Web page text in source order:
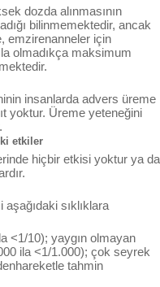
dozda alınmasının
bilinmemektedir, ancak
emzirenanneler için
olmadıkça maksimum
insanlarda advers üreme
yoktur. Üreme yeteneğini
etkiler
hiçbir etkisi yoktur ya da
sıklıklara
<1/10); yaygın olmayan
ila <1/1.000); çok seyrek
tahmin